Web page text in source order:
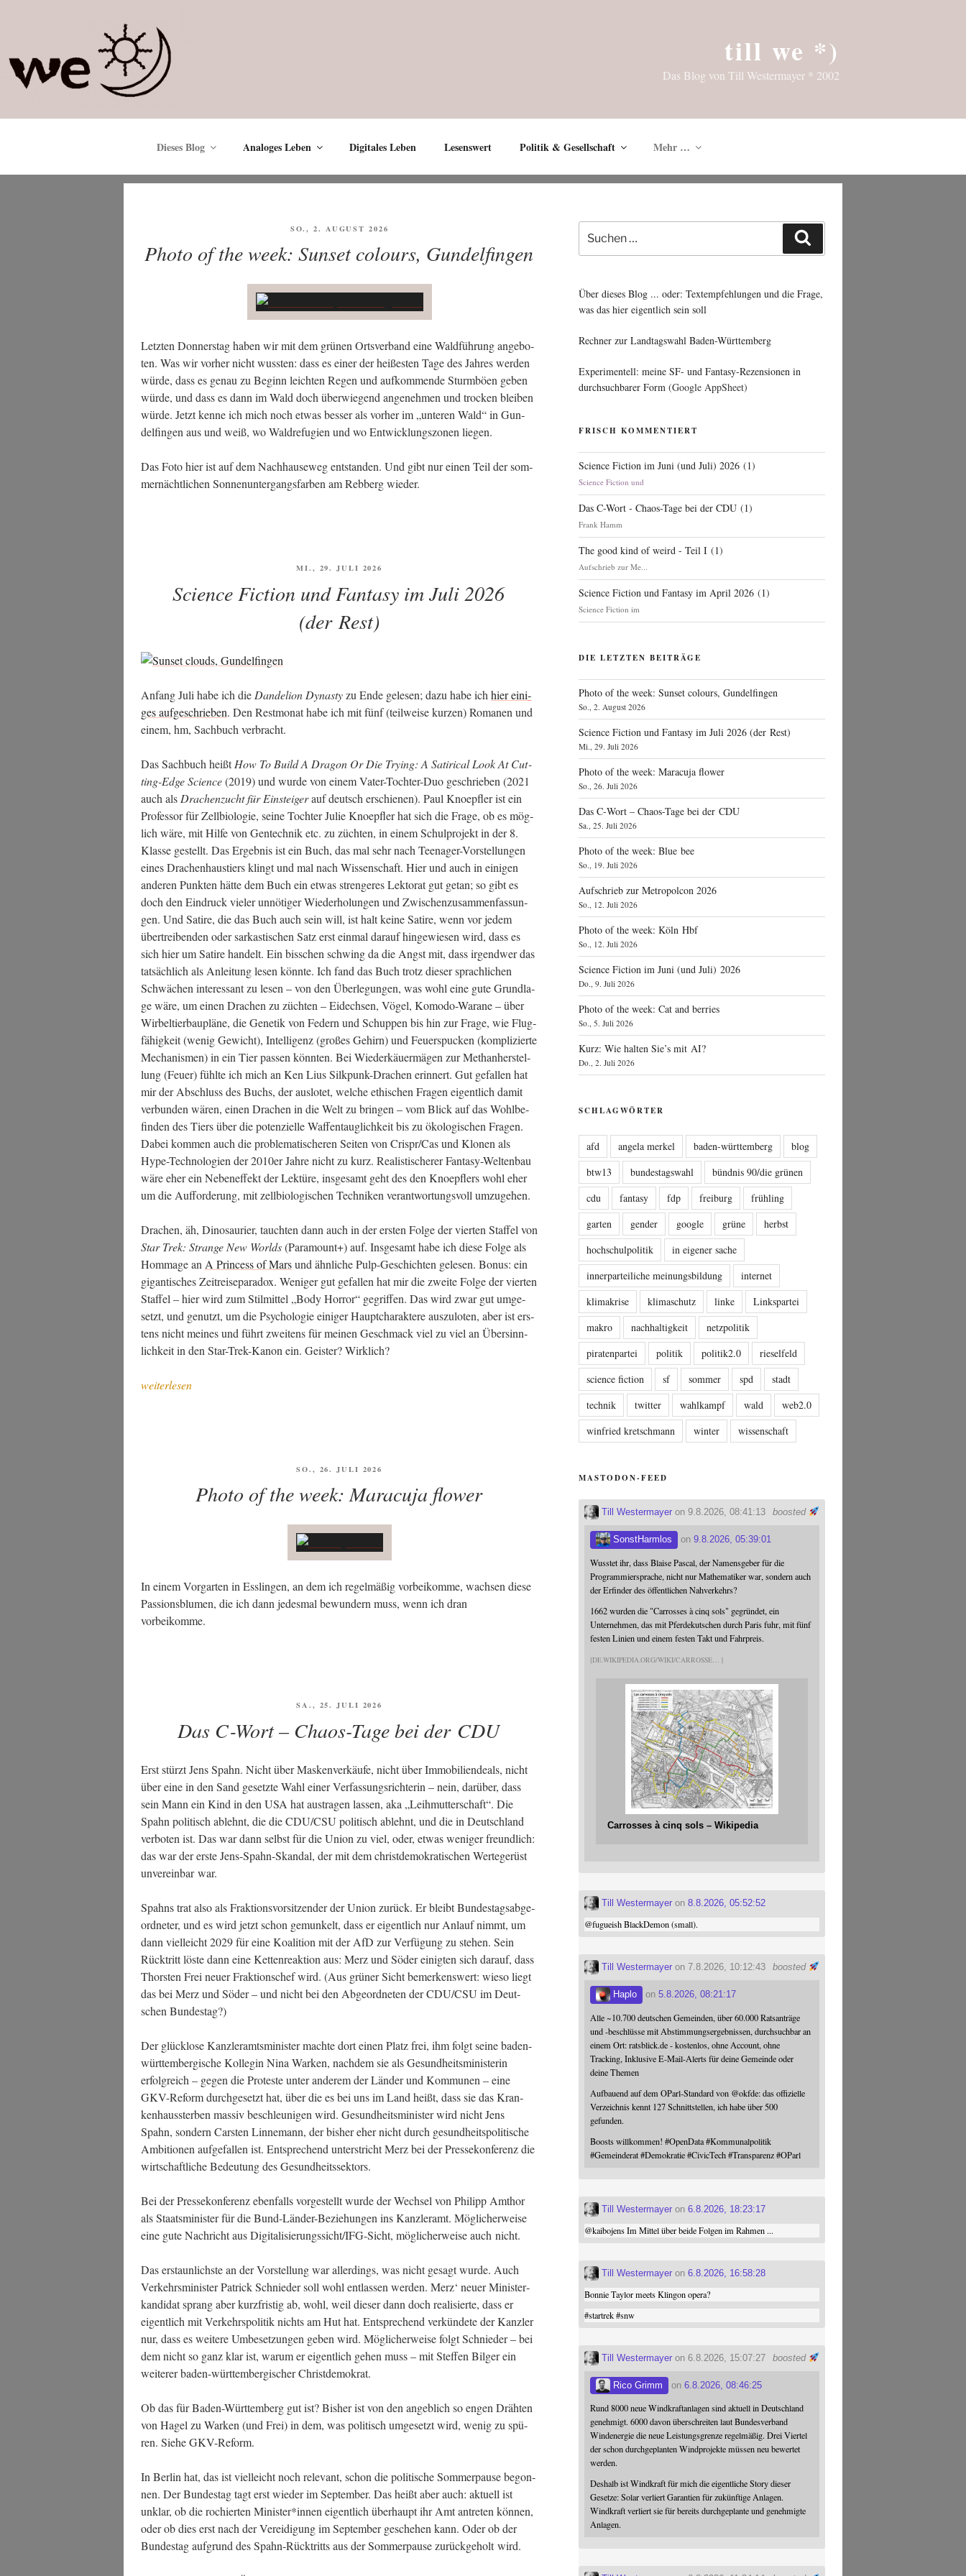
till we *)
Das Blog von Till Westermayer * 2002
Dieses Blog Analoges Leben Digitales Leben Lesenswert Politik & Gesellschaft Mehr …
VERÖFFENTLICHT
SO., 2. AUGUST 2026
Photo of the week: Sunset colours, Gundelfingen
Letz­ten Don­ners­tag haben wir mit dem grü­nen Orts­ver­band eine Wald­füh­rung ange­bo­
ten. Was wir vor­her nicht wuss­ten: dass es einer der hei­ßes­ten Tage des Jah­res wer­den
wür­de, dass es genau zu Beginn leich­ten Regen und auf­kom­men­de Sturm­bö­en geben
wür­de, und dass es dann im Wald doch über­wie­gend ange­neh­men und tro­cken blei­ben
wür­de. Jetzt ken­ne ich mich noch etwas bes­ser als vor­her im „unte­ren Wald“ in Gun­
del­fin­gen aus und weiß, wo Wald­re­fu­gi­en und wo Ent­wick­lungs­zo­nen liegen.
Das Foto hier ist auf dem Nach­hau­se­weg ent­stan­den. Und gibt nur einen Teil der som­
mer­nächt­li­chen Son­nen­un­ter­gangs­far­ben am Reb­berg wieder.
VERÖFFENTLICHT
MI., 29. JULI 2026
Science Fiction und Fantasy im Juli 2026
(der Rest)
Anfang Juli habe ich die Dan­de­l­ion Dynastyzu Ende gele­sen; dazu habe ich hier eini­
ges auf­ge­schrie­ben. Den Rest­mo­nat habe ich mit fünf (teil­wei­se kur­zen) Roma­nen und
einem, hm, Sach­buch verbracht.
Das Sach­buch heißtHow To Build A Dra­gon Or Die Try­ing: A Sati­ri­cal Look At Cut­
ting-Edge Sci­ence(2019) und wur­de von einem Vater-Toch­ter-Duo geschrie­ben (2021
auch als Dra­chen­zucht für Ein­stei­gerauf deutsch erschie­nen). Paul Knoepf­ler ist ein
Pro­fes­sor für Zell­bio­lo­gie, sei­ne Toch­ter Julie Knoepf­ler hat sich die Fra­ge, ob es mög­
lich wäre, mit Hil­fe von Gen­tech­nik etc. zu züch­ten, in einem Schul­pro­jekt in der 8.
Klas­se gestellt. Das Ergeb­nis ist ein Buch, das mal sehr nach Teen­ager-Vor­stel­lun­gen
eines Dra­chen­haus­tiers klingt und mal nach Wis­sen­schaft. Hier und auch in eini­gen
ande­ren Punk­ten hät­te dem Buch ein etwas stren­ge­res Lek­to­rat gut getan; so gibt es
doch den Ein­druck vie­ler unnö­ti­ger Wie­der­ho­lun­gen und Zwi­schen­zu­sam­men­fas­sun­
gen. Und Sati­re, die das Buch auch sein will, ist halt kei­ne Sati­re, wenn vor jedem
über­trei­ben­den oder sar­kas­ti­schen Satz erst ein­mal dar­auf hin­ge­wie­sen wird, dass es
sich hier um Sati­re han­delt. Ein biss­chen schwing da die Angst mit, dass irgend­wer das
tat­säch­lich als Anlei­tung lesen könn­te. Ich fand das Buch trotz die­ser sprach­li­chen
Schwä­chen inter­es­sant zu lesen – von den Über­le­gun­gen, was wohl eine gute Grund­la­
ge wäre, um einen Dra­chen zu züch­ten – Eidech­sen, Vögel, Komo­do-Wara­ne – über
Wir­bel­tier­bau­plä­ne, die Gene­tik von Federn und Schup­pen bis hin zur Fra­ge, wie Flug­
fä­hig­keit (wenig Gewicht), Intel­li­genz (gro­ßes Gehirn) und Feu­er­spu­cken (kom­pli­zier­te
Mecha­nis­men) in ein Tier pas­sen könn­ten. Bei Wie­der­käu­er­mä­gen zur Methan­her­stel­
lung (Feu­er) fühl­te ich mich an Ken Lius Silk­punk-Dra­chen erin­nert. Gut gefal­len hat
mir der Abschluss des Buchs, der aus­lo­tet, wel­che ethi­schen Fra­gen eigent­lich damit
ver­bun­den wären, einen Dra­chen in die Welt zu brin­gen – vom Blick auf das Wohl­be­
fin­den des Tiers über die poten­zi­el­le Waf­fen­taug­lich­keit bis zu öko­lo­gi­schen Fra­gen.
Dabei kom­men auch die pro­ble­ma­ti­sche­ren Sei­ten von Crispr/Cas und Klo­nen als
Hype-Tech­no­lo­gien der 2010er Jah­re nicht zu kurz. Rea­lis­ti­sche­rer Fan­ta­sy-Wel­ten­bau
wäre eher ein Neben­ef­fekt der Lek­tü­re, ins­ge­samt geht des den Knoepf­lers wohl eher
um die Auf­for­de­rung, mit zell­bio­lo­gi­schen Tech­ni­ken ver­ant­wor­tungs­voll umzugehen.
Dra­chen, äh, Dino­sau­ri­er, tauch­ten dann auch in der ers­ten Fol­ge der vier­ten Staf­fel von
Star Trek: Stran­ge New Worlds(Para­mount+) auf. Ins­ge­samt habe ich die­se Fol­ge als
Hom­mage an A Prin­cess of Marsund ähn­li­che Pulp-Geschich­ten gele­sen. Bonus: ein
gigan­ti­sches Zeit­rei­se­pa­ra­dox. Weni­ger gut gefal­len hat mir die zwei­te Fol­ge der vier­ten
Staf­fel – hier wird zum Stil­mit­tel „Body Hor­ror“ gegrif­fen. Das wird zwar gut umge­
setzt, und genutzt, um die Psy­cho­lo­gie eini­ger Haupt­cha­rak­te­re aus­zu­lo­ten, aber ist ers­
tens nicht mei­nes und führt zwei­tens für mei­nen Geschmack viel zu viel an Über­sinn­
lich­keit in den Star-Trek-Kanon ein. Geis­ter? Wirklich?
„Sci­
weiterlesen
VERÖFFENTLICHT
SO., 26. JULI 2026
Photo of the week: Maracuja flower
In einem Vor­gar­ten in Ess­lin­gen, an dem ich regel­mä­ßig vor­bei­kom­me, wach­sen die­se
Pas­si­ons­blu­men, die ich dann jedes­mal bewun­dern muss, wenn ich dran
vorbeikomme.
VERÖFFENTLICHT
SA., 25. JULI 2026
Das C‑Wort – Chaos-Tage bei der CDU
Erst stürzt Jens Spahn. Nicht über Mas­ken­ver­käu­fe, nicht über Immo­bi­li­en­de­als, nicht
über eine in den Sand gesetz­te Wahl einer Ver­fas­sungs­rich­te­rin – nein, dar­über, dass
sein Mann ein Kind in den USA hat aus­tra­gen las­sen, aka „Leih­mut­ter­schaft“. Die
Spahn poli­tisch ablehnt, die die CDU/CSU poli­tisch ablehnt, und die in Deutsch­land
ver­bo­ten ist. Das war dann selbst für die Uni­on zu viel, oder, etwas weni­ger freund­lich:
das war der ers­te Jens-Spahn-Skan­dal, der mit dem christ­de­mo­kra­ti­schen Wer­te­ge­rüst
unver­ein­bar war.
Spahns trat also als Frak­ti­ons­vor­sit­zen­der der Uni­on zurück. Er bleibt Bun­des­tags­ab­ge­
ord­ne­ter, und es wird jetzt schon gemun­kelt, dass er eigent­lich nur Anlauf nimmt, um
dann viel­leicht 2029 für eine Koali­ti­on mit der AfD zur Ver­fü­gung zu ste­hen. Sein
Rück­tritt lös­te dann eine Ket­ten­re­ak­ti­on aus: Merz und Söder einig­ten sich dar­auf, dass
Thors­ten Frei neu­er Frak­ti­ons­chef wird. (Aus grü­ner Sicht bemer­kens­wert: wie­so liegt
das bei Merz und Söder – und nicht bei den Abge­ord­ne­ten der CDU/CSU im Deut­
schen Bundestag?)
Der glück­lo­se Kanz­ler­amts­mi­nis­ter mach­te dort einen Platz frei, ihm folgt sei­ne baden-
würt­tem­ber­gi­sche Kol­le­gin Nina War­ken, nach­dem sie als Gesund­heits­mi­nis­te­rin
erfolg­reich – gegen die Pro­tes­te unter ande­rem der Län­der und Kom­mu­nen – eine
GKV-Reform durch­ge­setzt hat, über die es bei uns im Land heißt, dass sie das Kran­
ken­haus­ster­ben mas­siv beschleu­ni­gen wird. Gesund­heits­mi­nis­ter wird nicht Jens
Spahn, son­dern Cars­ten Lin­ne­mann, der bis­her eher nicht durch gesund­heits­po­li­ti­sche
Ambi­tio­nen auf­ge­fal­len ist. Ent­spre­chend unter­stricht Merz bei der Pres­se­kon­fe­renz die
wirt­schaft­li­che Bedeu­tung des Gesundheitssektors.
Bei der Pres­se­kon­fe­renz eben­falls vor­ge­stellt wur­de der Wech­sel von Phil­ipp Amt­hor
als Staats­mi­nis­ter für die Bund-Län­der-Bezie­hun­gen ins Kanz­ler­amt. Mög­li­cher­wei­se
eine gute Nach­richt aus Digi­ta­li­sie­rungs­sich­t/IFG-Sicht, mög­li­cher­wei­se auch nicht.
Das erstaun­lichs­te an der Vor­stel­lung war aller­dings, was nicht gesagt wur­de. Auch
Ver­kehrs­mi­nis­ter Patrick Schnie­der soll wohl ent­las­sen wer­den. Merz‘ neu­er Minis­ter­
kan­di­dat sprang aber kurz­fris­tig ab, wohl, weil die­ser dann doch rea­li­sier­te, dass er
eigent­lich mit Ver­kehrs­po­li­tik nichts am Hut hat. Ent­spre­chend ver­kün­de­te der Kanz­ler
nur, dass es wei­te­re Umbe­set­zun­gen geben wird. Mög­li­cher­wei­se folgt Schnie­der – bei
dem nicht so ganz klar ist, war­um er eigent­lich gehen muss – mit Stef­fen Bil­ger ein
wei­te­rer baden-würt­tem­ber­gi­scher Christdemokrat.
Ob das für Baden-Würt­tem­berg gut ist? Bis­her ist von den angeb­lich so engen Dräh­ten
von Hagel zu War­ken (und Frei) in dem, was poli­tisch umge­setzt wird, wenig zu spü­
ren. Sie­he GKV-Reform.
In Ber­lin hat, das ist viel­leicht noch rele­vant, schon die poli­ti­sche Som­mer­pau­se begon­
nen. Der Bun­des­tag tagt erst wie­der im Sep­tem­ber. Das heißt aber auch: aktu­ell ist
unklar, ob die rochi­er­ten Minister*innen eigent­lich über­haupt ihr Amt antre­ten kön­nen,
oder ob dies erst nach der Ver­ei­di­gung im Sep­tem­ber gesche­hen kann. Oder ob der
Bun­des­tag auf­grund des Spahn-Rück­tritts aus der Som­mer­pau­se zurück­ge­holt wird.
Suche
nach:
Über dieses Blog ... oder: Textempfehlungen und die Frage,
was das hier eigentlich sein soll
Rechner zur Landtagswahl Baden-Württemberg
Experimentell: meine SF- und Fantasy-Rezensionen in
durchsuchbarer Form (Google AppSheet)
FRISCH KOMMENTIERT
Science Fiction im Juni (und Juli) 2026 (1)
Science Fiction und
Das C-Wort - Chaos-Tage bei der CDU (1)
Frank Hamm
The good kind of weird - Teil I (1)
Aufschrieb zur Me...
Science Fiction und Fantasy im April 2026 (1)
Science Fiction im
DIE LETZTEN BEITRÄGE
Photo of the week: Sunset colours, Gundelfingen
So., 2. August 2026
Science Fiction und Fantasy im Juli 2026 (der Rest)
Mi., 29. Juli 2026
Photo of the week: Maracuja flower
So., 26. Juli 2026
Das C‑Wort – Chaos-Tage bei der CDU
Sa., 25. Juli 2026
Photo of the week: Blue bee
So., 19. Juli 2026
Aufschrieb zur Metropolcon 2026
So., 12. Juli 2026
Photo of the week: Köln Hbf
So., 12. Juli 2026
Science Fiction im Juni (und Juli) 2026
Do., 9. Juli 2026
Photo of the week: Cat and berries
So., 5. Juli 2026
Kurz: Wie halten Sie’s mit AI?
Do., 2. Juli 2026
SCHLAGWÖRTER
afd angela merkel baden-württemberg
blog
btw13
bundestagswahl
bündnis 90/die grünen
cdu
fantasy fdp freiburg
frühling
garten
gender google grüne
herbst
hochschulpolitik
in eigener sache
innerparteiliche meinungsbildung
internet
klimakrise
klimaschutz linke
Linkspartei
makro
nachhaltigkeit
netzpolitik
piratenpartei
politik politik2.0
rieselfeld
science fiction
sf sommer spd
stadt
technik
twitter wahlkampf wald
web2.0
winfried kretschmann
winter wissenschaft
MASTODON-FEED
boosted
Till Westermayer on 9.8.2026, 08:41:13
SonstHarmlos on9.8.2026, 05:39:01
Wusstet ihr, dass Blaise Pascal, der Namensgeber für die
Programmiersprache, nicht nur Mathematiker war, sondern auch
der Erfinder des öffentlichen Nahverkehrs?
1662 wurden die "Carrosses à cinq sols" gegründet, ein
Unternehmen, das mit Pferdekutschen durch Paris fuhr, mit fünf
festen Linien und einem festen Takt und Fahrpreis.
DE.WIKIPEDIA.ORG/WIKI/CARROSSE
Carrosses à cinq sols – Wikipedia
Till Westermayer on8.8.2026, 05:52:52
@fugueishBlackDemon (small).
boosted
Till Westermayer on 7.8.2026, 10:12:43
Haplo on5.8.2026, 08:21:17
Alle ~10.700 deutschen Gemeinden, über 60.000 Ratsanträge
und -beschlüsse mit Abstimmungsergebnissen, durchsuchbar an
einem Ort: ratsblick.de - kostenlos, ohne Account, ohne
Tracking, Inklusive E-Mail-Alerts für deine Gemeinde oder
deine Themen
Aufbauend auf dem OParl-Standard von @okfde: das offizielle
Verzeichnis kennt 127 Schnittstellen, ich habe über 500
gefunden.
Boosts willkommen!#OpenData #Kommunalpolitik
#Gemeinderat #Demokratie #CivicTech #Transparenz #OParl
Till Westermayer on6.8.2026, 18:23:17
@kaibojensIm Mittel über beide Folgen im Rahmen ...
Till Westermayer on6.8.2026, 16:58:28
Bonnie Taylor meets Klingon opera?
#startrek #snw
boosted
Till Westermayer on 6.8.2026, 15:07:27
Rico Grimm on6.8.2026, 08:46:25
Rund 8000 neue Windkraftanlagen sind aktuell in Deutschland
genehmigt. 6000 davon überschreiten laut Bundesverband
Windenergie die neue Leistungsgrenze regelmäßig. Drei Viertel
der schon durchgeplanten Windprojekte müssen neu bewertet
werden.
Deshalb ist Windkraft für mich die eigentliche Story dieser
Gesetze: Solar verliert Garantien für zukünftige Anlagen.
Windkraft verliert sie für bereits durchgeplante und genehmigte
Anlagen.